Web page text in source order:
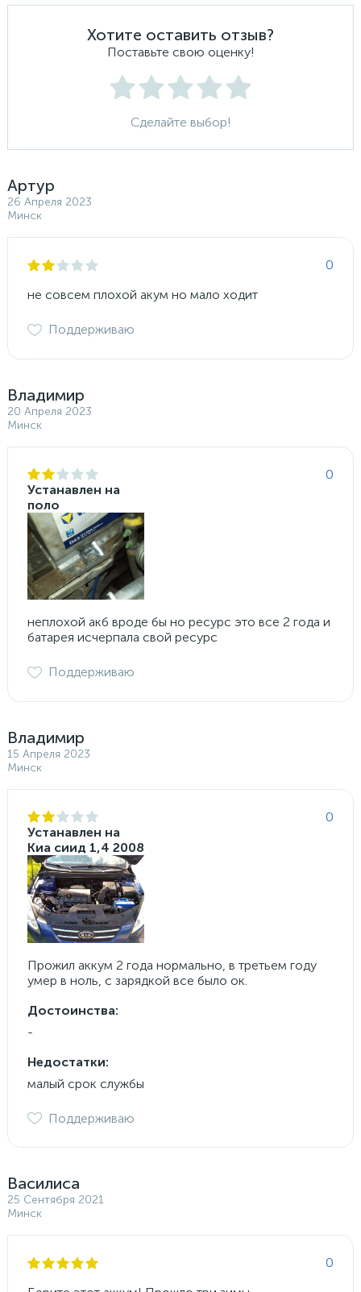
Хотите оставить отзыв?
Поставьте свою оценку!
Сделайте выбор!
Артур
26 Апреля 2023
Минск
0
не совсем плохой акум но мало ходит
Поддерживаю
Владимир
20 Апреля 2023
Минск
0
Устанавлен на
поло
неплохой акб вроде бы но ресурс это все 2 года и
батарея исчерпала свой ресурс
Поддерживаю
Владимир
15 Апреля 2023
Минск
0
Устанавлен на
Киа сиид 1,4 2008
Прожил аккум 2 года нормально, в третьем году
умер в ноль, с зарядкой все было ок.
Достоинства:
-
Недостатки:
малый срок службы
Поддерживаю
Василиса
25 Сентября 2021
Минск
0